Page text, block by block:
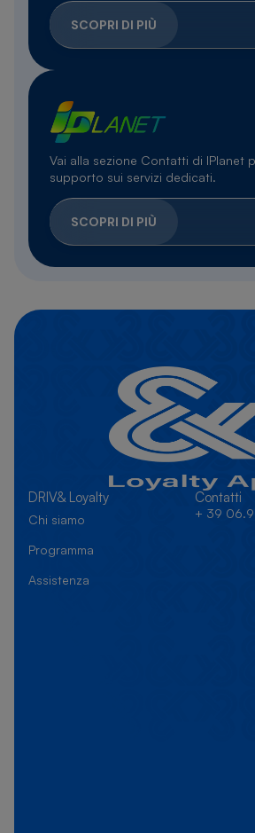
SCOPRI DI PIÙ
Vai alla sezione Contatti di IPlanet
supporto sui servizi dedicati.
SCOPRI DI PIÙ
DRIV& Loyalty
Chi siamo
Programma
Assistenza
Contatti
+ 39